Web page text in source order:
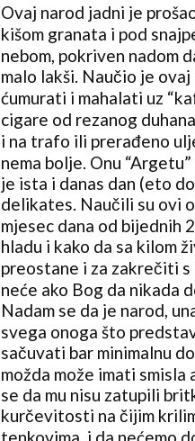
Ovaj narod jadni je
kišom granata i pod
nebom, pokriven nadom
malo lakši. Naučio je
ćumurati i mahalati uz
cigare od rezanog
i na trafo ili prerađeno
nema bolje. Onu
je ista i danas dan (eto
delikates. Naučili su ovi
mjesec dana od bijednih
hladu i kako da sa kilom
preostane i za zakrečiti s
neće ako Bog da nikada
Nadam se da je narod,
svega onoga što
sačuvati bar minimalnu
možda može imati
se da mu nisu zatupili
kurčevitosti na čijim
tenkovima, i da nećemo